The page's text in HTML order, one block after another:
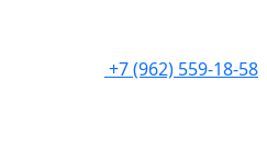
+7 (962) 559-18-58